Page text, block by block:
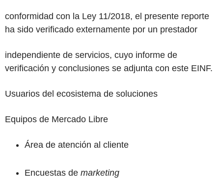
conformidad con la Ley 11/2018, el presente reporte
ha sido verificado externamente por un prestador
independiente de servicios, cuyo informe de
verificación y conclusiones se adjunta con este EINF.
Usuarios del ecosistema de soluciones
Equipos de Mercado Libre
Área de atención al cliente
Encuestas de marketing